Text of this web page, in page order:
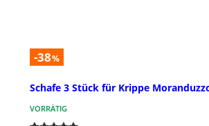
-38%
Schafe 3 Stück für Krippe
VORRÄTIG